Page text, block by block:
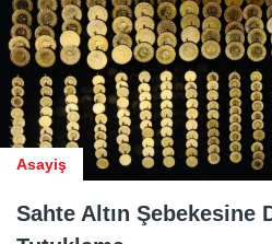
Asayiş
Sahte Altın Şebekesine